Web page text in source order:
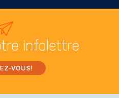
infolettre
VOUS!